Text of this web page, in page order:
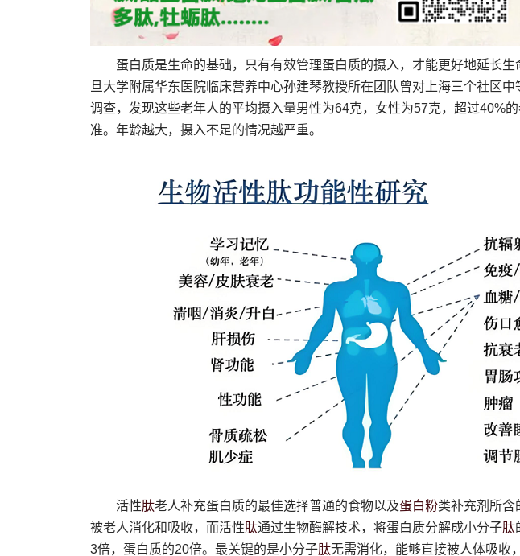
蛋白质是生命的基础，只有有效管理蛋白质的摄入，才能更好地延长
旦大学附属华东医院临床营养中心孙建琴教授所在团队曾对上海三个社区
调查，发现这些老年人的平均摄入量男性为64克，女性为57克，超过40%
准。年龄越大，摄入不足的情况越严重。
活性肽老人补充蛋白质的最佳选择普通的食物以及蛋白粉类补充剂所含
被老人消化和吸收，而活性肽通过生物酶解技术，将蛋白质分解成小分子肽
3倍，蛋白质的20倍。最关键的是小分子肽无需消化，能够直接被人体吸收